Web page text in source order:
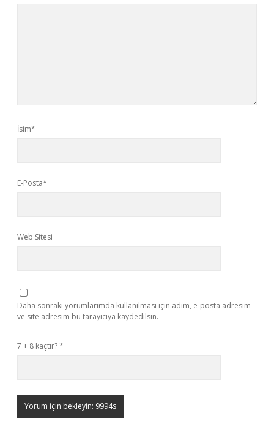
İsim*
E-Posta*
Web Sitesi
Daha sonraki yorumlarımda kullanılması için adım, e-posta adresim
ve site adresim bu tarayıcıya kaydedilsin.
7 + 8 kaçtır?*